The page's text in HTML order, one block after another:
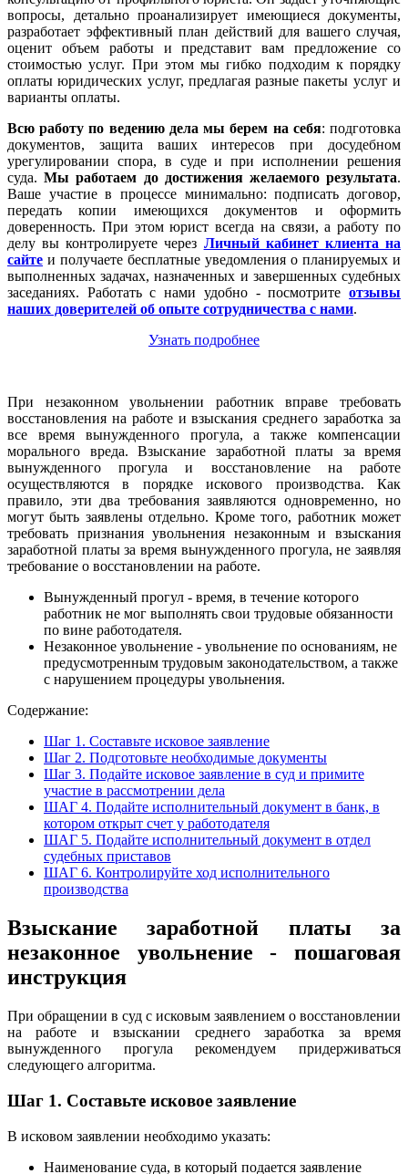
вопросы, детально проанализирует имеющиеся документы,
разработает эффективный план действий для вашего случая,
оценит объем работы и представит вам предложение со
стоимостью услуг. При этом мы гибко подходим к порядку
оплаты юридических услуг, предлагая разные пакеты услуг и
варианты оплаты.
Всю работу по ведению дела мы берем на себя: подготовка
документов, защита ваших интересов при досудебном
урегулировании спора, в суде и при исполнении решения
суда.Мы работаем до достижения желаемого результата.
Ваше участие в процессе минимально: подписать договор,
передать копии имеющихся документов и оформить
доверенность. При этом юрист всегда на связи, а работу по
делу вы контролируете через Личный кабинет клиента на
сайте и получаете бесплатные уведомления о планируемых и
выполненных задачах, назначенных и завершенных судебных
заседаниях. Работать с нами удобно - посмотрите отзывы
наших доверителей об опыте сотрудничества с нами.
Узнать подробнее
При незаконном увольнении работник вправе требовать
восстановления на работе и взыскания среднего заработка за
все время вынужденного прогула, а также компенсации
морального вреда. Взыскание заработной платы за время
вынужденного прогула и восстановление на работе
осуществляются в порядке искового производства. Как
правило, эти два требования заявляются одновременно, но
могут быть заявлены отдельно. Кроме того, работник может
требовать признания увольнения незаконным и взыскания
заработной платы за время вынужденного прогула, не заявляя
требование о восстановлении на работе.
Вынужденный прогул - время, в течение которого
работник не мог выполнять свои трудовые обязанности
по вине работодателя.
Незаконное увольнение - увольнение по основаниям, не
предусмотренным трудовым законодательством, а также
с нарушением процедуры увольнения.
Содержание:
Шаг 1. Составьте исковое заявление
Шаг 2. Подготовьте необходимые документы
Шаг 3. Подайте исковое заявление в суд и примите
участие в рассмотрении дела
ШАГ 4. Подайте исполнительный документ в банк, в
котором открыт счет у работодателя
ШАГ 5. Подайте исполнительный документ в отдел
судебных приставов
ШАГ 6. Контролируйте ход исполнительного
производства
Взыскание заработной платы за
незаконное увольнение - пошаговая
инструкция
При обращении в суд с исковым заявлением о восстановлении
на работе и взыскании среднего заработка за время
вынужденного прогула рекомендуем придерживаться
следующего алгоритма.
Шаг 1. Составьте исковое заявление
В исковом заявлении необходимо указать:
Наименование суда, в который подается заявление